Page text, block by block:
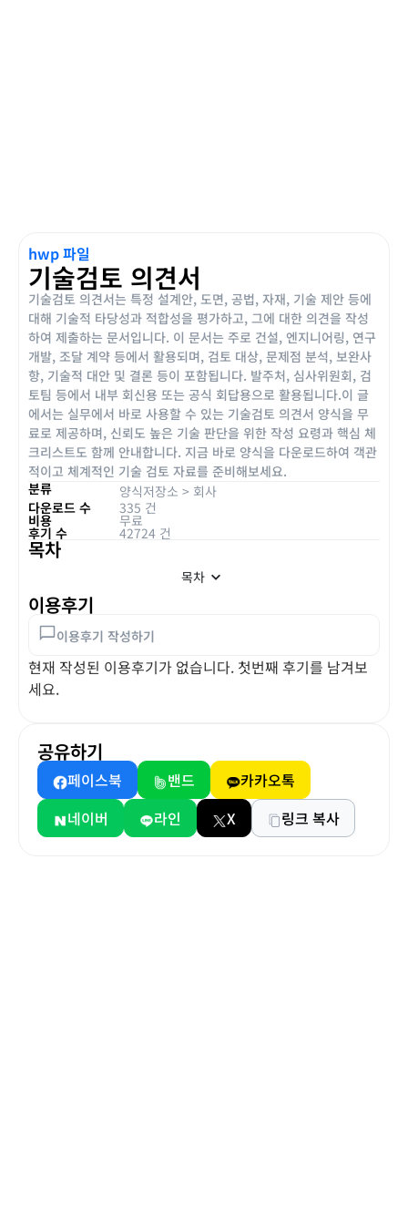
hwp 파일
기술검토 의견서
기술검토 의견서는 특정 설계안, 도면, 공법, 자재, 기술 제안 등에
대해 기술적 타당성과 적합성을 평가하고, 그에 대한 의견을 작성
하여 제출하는 문서입니다. 이 문서는 주로 건설, 엔지니어링, 연구
개발, 조달 계약 등에서 활용되며, 검토 대상, 문제점 분석, 보완사
항, 기술적 대안 및 결론 등이 포함됩니다. 발주처, 심사위원회, 검
토팀 등에서 내부 회신용 또는 공식 회답용으로 활용됩니다.이 글
에서는 실무에서 바로 사용할 수 있는 기술검토 의견서 양식을 무
료로 제공하며, 신뢰도 높은 기술 판단을 위한 작성 요령과 핵심 체
크리스트도 함께 안내합니다. 지금 바로 양식을 다운로드하여 객관
적이고 체계적인 기술 검토 자료를 준비해보세요.
분류
양식저장소 > 회사
다운로드 수
335 건
비용 무료
후기 수 42724 건
목차
목차
이용후기
이용후기 작성하기
현재 작성된 이용후기가 없습니다. 첫번째 후기를 남겨보
세요.
공유하기
페이스북 밴드
카카오톡
네이버
라인 X 링크 복사